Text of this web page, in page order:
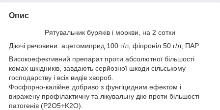
Опис
Рятувальник буряків і моркви, на 2 сотки
Діючі речовини: ацетомиприд 100 г/л, фіпроніл 50 г/л, ПАР
Високоефективний препарат проти абсолютної більшості
комах шкідників, завдають серйозної шкоди сільському
господарству і всіх видів хвороб.
Фосфорно-калійне добриво з фунгіцидним ефектом і
виражену профілактичну та лікувальну дію проти більшості
патогенів (P2O5+K2O).